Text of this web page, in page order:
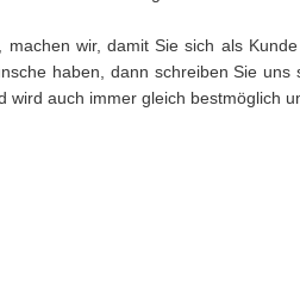
machen wir, damit Sie sich als
haben, dann schreiben Sie
wird auch immer gleich bestmöglich